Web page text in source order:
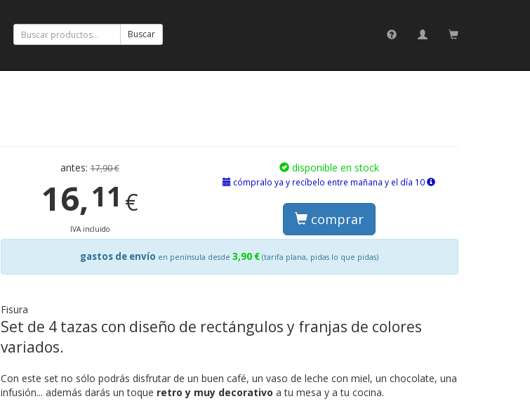
Buscar
antes:17,90 €
16,11 €
IVA incluido
disponible en stock
cómpralo ya y recíbelo entre mañana y el día 10
comprar
gastos de envío en península desde 3,90 € (tarifa plana, pidas lo que pidas)
Fisura
Set de 4 tazas con diseño de rectángulos y franjas de colores
variados.
Con este set no sólo podrás disfrutar de un buen café, un vaso de leche con miel, un chocolate, una
infusión... además darás un toque retro y muy decorativo a tu mesa y a tu cocina.